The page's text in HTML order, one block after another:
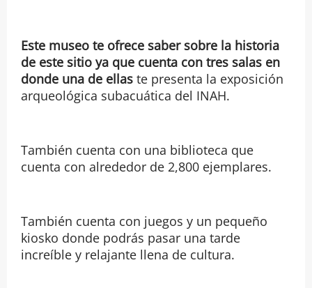
Este museo te ofrece saber sobre la historia
de este sitio ya que cuenta con tres salas en
donde una de ellas te presenta la exposición
arqueológica subacuática del INAH.
También cuenta con una biblioteca que
cuenta con alrededor de 2,800 ejemplares.
También cuenta con juegos y un pequeño
kiosko donde podrás pasar una tarde
increíble y relajante llena de cultura.